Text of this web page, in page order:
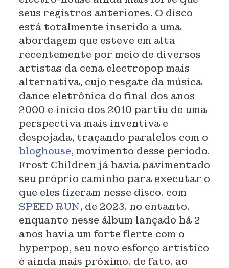
seus registros anteriores. O disco
está totalmente inserido a uma
abordagem que esteve em alta
recentemente por meio de diversos
artistas da cena electropop mais
alternativa, cujo resgate da música
dance eletrônica do final dos anos
2000 e início dos 2010 partiu de uma
perspectiva mais inventiva e
despojada, traçando paralelos com o
bloghouse, movimento desse período.
Frost Children já havia pavimentado
seu próprio caminho para executar o
que eles fizeram nesse disco, com
SPEED RUN, de 2023, no entanto,
enquanto nesse álbum lançado há 2
anos havia um forte flerte com o
hyperpop, seu novo esforço artístico
é ainda mais próximo, de fato, ao